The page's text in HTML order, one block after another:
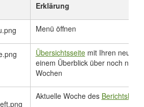
Erklärung
Menü öffnen
Übersichtsseitemit Ihren neuen
einem Überblick über noch nicht
Wochen
Aktuelle Woche des